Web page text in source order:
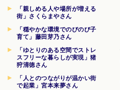
「親しめる人や場所が増える
街」さくらまやさん
「穏やかな環境でのびのび子
育て」藤田芽乃さん
「ゆとりのある空間でストレ
スフリーな暮らしが実現」猪
狩清徳さん
「人とのつながりが温かい街
で起業」宮本来夢さん